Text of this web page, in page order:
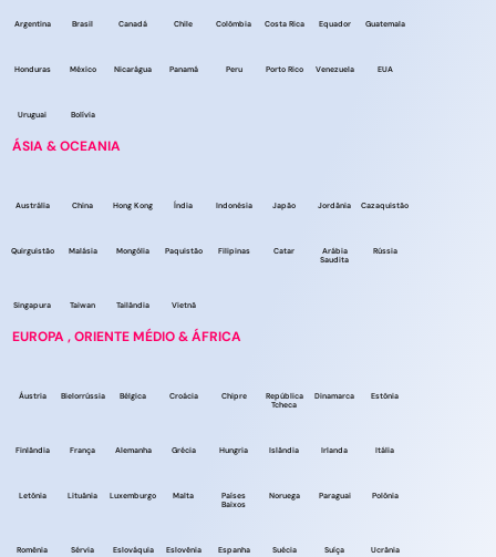
Argentina Brasil Canadá Chile Colômbia Costa Rica Equador Guatemala
Honduras México Nicarágua Panamá Peru Porto Rico Venezuela EUA
Uruguai Bolívia
ÁSIA & OCEANIA
Austrália China Hong Kong Índia Indonésia Japão Jordânia Cazaquistão
Quirguistão Malásia Mongólia Paquistão Filipinas Catar
Arábia
Saudita
Rússia
Singapura Taiwan Tailândia Vietnã
EUROPA , ORIENTE MÉDIO & ÁFRICA
Áustria Bielorrússia Bélgica Croácia Chipre
República
Tcheca
Dinamarca Estônia
Finlândia França Alemanha Grécia Hungria Islândia Irlanda Itália
Letônia Lituânia Luxemburgo Malta
Países
Baixos
Noruega Paraguai Polônia
Romênia Sérvia Eslováquia Eslovênia Espanha Suécia Suíça Ucrânia